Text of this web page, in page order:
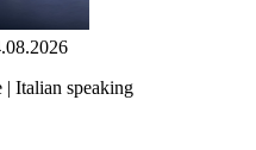
| Italian speaking